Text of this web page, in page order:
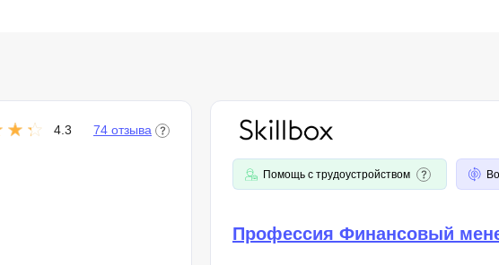
4.3 74 отзыва
Помощь с трудоустройством
Профессия Финансовый